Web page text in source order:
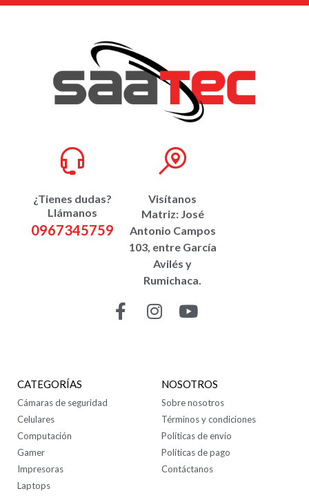
¿Tienes dudas?
Llámanos
0967345759
Visítanos
Matriz: José
Antonio Campos
103, entre García
Avilés y
Rumichaca.
CATEGORÍAS
Cámaras de seguridad
Celulares
Computación
Gamer
Impresoras
Laptops
NOSOTROS
Sobre nosotros
Términos y condiciones
Políticas de envío
Políticas de pago
Contáctanos